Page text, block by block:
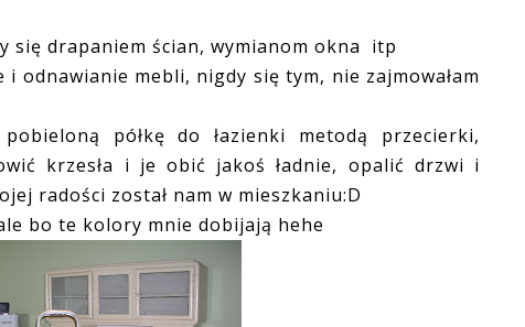
się drapaniem ścian, wymianom okna itp
i odnawianie mebli, nigdy się tym, nie zajmowałam
półkę do łazienki metodą przecierki,
krzesła i je obić jakoś ładnie, opalić drzwi i
radości został nam w mieszkaniu:D
bo te kolory mnie dobijają hehe